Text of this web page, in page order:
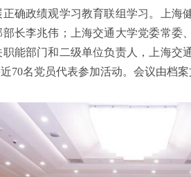
确政绩观学习教育联组学习。上海
长李兆伟；上海交通大学党委常
能部门和二级单位负责人，上海
70名党员代表参加活动。会议由档案